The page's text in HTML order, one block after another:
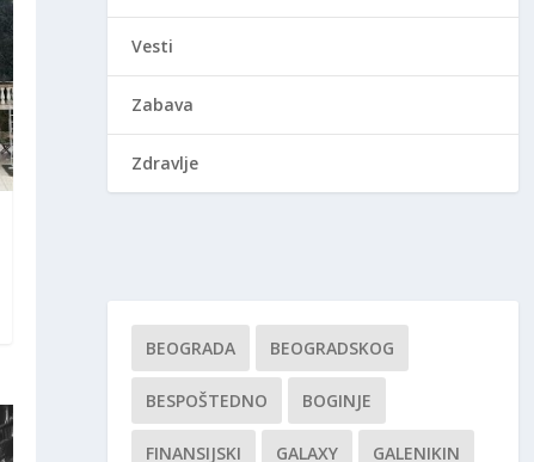
Vesti
Zabava
Zdravlje
BEOGRADA BEOGRADSKOG
BESPOŠTEDNO BOGINJE
FINANSIJSKI GALAXY GALENIKIN